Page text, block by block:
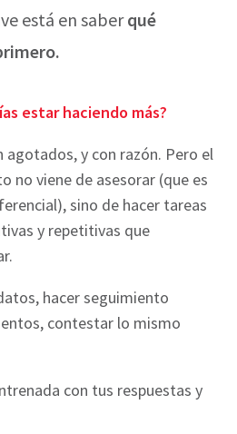
está en saberqué
estar haciendo más?
agotados, y con razón. Pero el
no viene de asesorar (que es
sino de hacer tareas
y repetitivas que
hacer seguimiento
contestar lo mismo
con tus respuestas y